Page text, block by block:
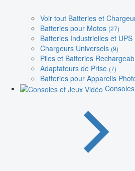
Voir tout Batteries et
Batteries pour Motos (27)
Batteries Industrielles et UPS
Chargeurs Universels (9)
Piles et Batteries
Adaptateurs de Prise (7)
Batteries pour Appareils